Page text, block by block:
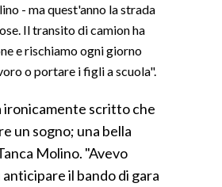
- ma quest'anno la strada
Il transito di camion ha
e rischiamo ogni giorno
o portare i figli a scuola".
ironicamente scritto che
un sogno; una bella
Molino. "Avevo
il bando di gara